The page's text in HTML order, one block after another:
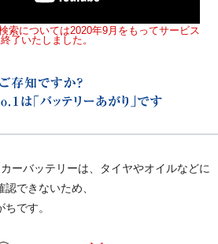
索については2020年9月をもってサービス
了いたしました。
ーバッテリーは、タイヤやオイルなどに
できないため、
です。